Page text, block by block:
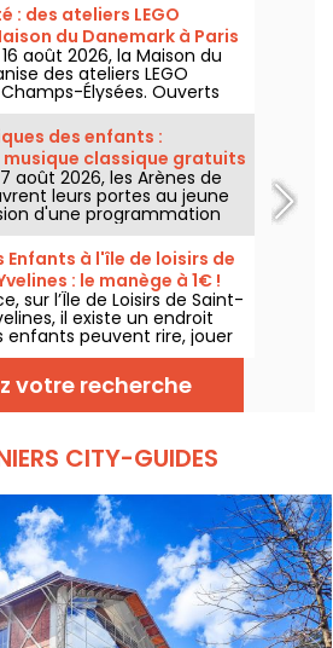
: des ateliers LEGO
du Danemark à Paris
août 2026, la Maison du
des ateliers LEGO
Élysées. Ouverts
familles et aux passionnés
ces rendez-vous
l'univers de la
danoise à travers des
en libre accès.
des enfants :
classique gratuits
août 2026, les Arènes de
leurs portes au jeune
d'une programmation
aux Arènes Lyriques des
pour faire découvrir la
aux plus jeunes,
Enfants à l'île de loisirs de
: le manège à 1€ !
sur l’Île de Loisirs de Saint-
il existe un endroit
enfants peuvent rire, jouer
adaptés à leur âge :
C’est le parc le
de-France, avec un tarif
1 € le manège.
votre recherche
CITY-GUIDES